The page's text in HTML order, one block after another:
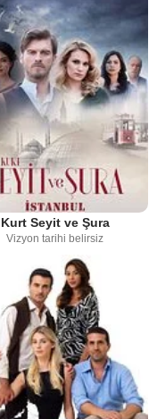
Kurt Seyit ve Şura
Vizyon tarihi belirsiz